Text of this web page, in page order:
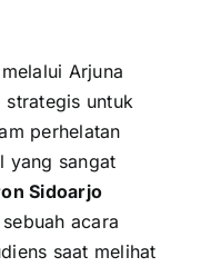
melalui Arjuna
strategis untuk
perhelatan
yang sangat
Sidoarjo
acara
saat melihat